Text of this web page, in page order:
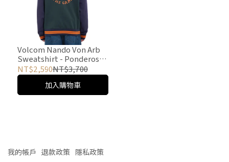
Volcom Nando Von Arb
Sweatshirt - Ponderosa
Pine 長袖Polo衫
NT$2,590NT$3,700
加入購物車
我的帳戶 退款政策 隱私政策